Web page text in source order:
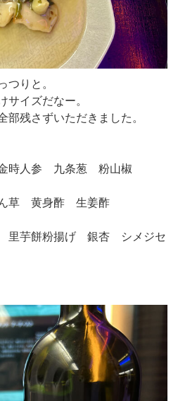
つりと。
サイズだなー。
部残さずいただきました。
時人参 九条葱 粉山椒
草 黄身酢 生姜酢
里芋餅粉揚げ 銀杏 シメジセ